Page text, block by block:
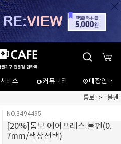
서비스 커뮤니티 매장안내
톰보 볼펜
NO.3494495
[20%]톰보 에어프레스 볼펜(0.
7mm/색상선택)